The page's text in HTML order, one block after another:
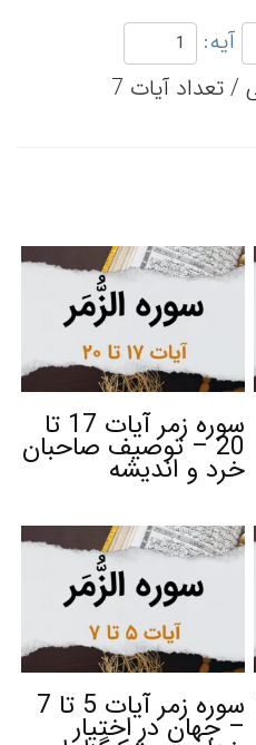
آیه:
سوره زمر آیات 17 تا
20 – توصیف صاحبان
خرد و اندیشه
سوره زمر آیات 5 تا 7
– جهان در اختیار